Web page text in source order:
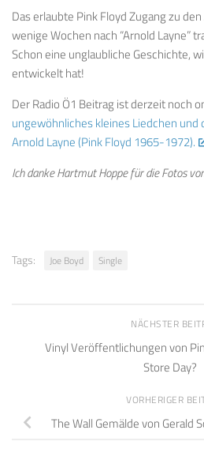
Das erlaubte Pink Floyd Zugang zu
wenige Wochen nach “Arnold Layne”
Schon eine unglaubliche Geschichte,
entwickelt hat!
Der Radio Ö1 Beitrag ist derzeit noch
ungewöhnliches kleines Liedchen
Arnold Layne (Pink Floyd 1965-1972).
Ich danke Hartmut Hoppe für die Fotos
Tags: Joe Boyd Single
NÄCHSTER
Vinyl Veröffentlichungen von
Store Day?
VORHERIGER
The Wall Gemälde von Gerald